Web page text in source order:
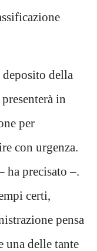
deposito della
in
per
con urgenza.
ha precisato –.
certi,
pensa
una delle tante